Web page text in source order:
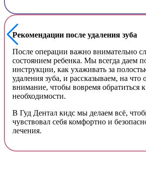
Рекомендации после удаления зуба
После операции важно внимательно
состоянием ребенка. Мы всегда даем
инструкции, как ухаживать за
удаления зуба, и рассказываем, на что
внимание, чтобы вовремя обратиться
необходимости.
В Гуд Дентал кидс мы делаем всё,
чувствовал себя комфортно и
лечения.